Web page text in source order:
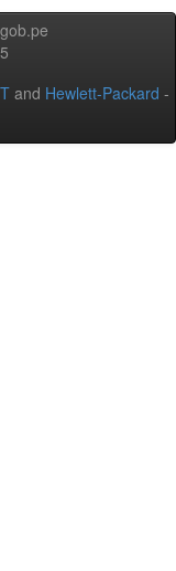
and Hewlett-Packard -